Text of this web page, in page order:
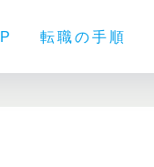
転職の手順